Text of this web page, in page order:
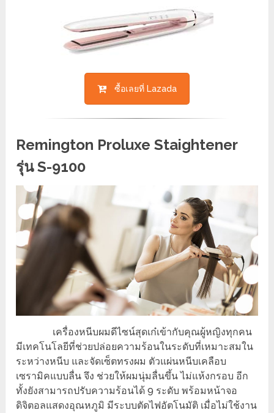
ซื้อเลยที่ Lazada
Remington Proluxe Staightener
รุ่น S-9100
เครื่องหนีบผมดีไซน์สุดเก๋เข้ากับคุณผู้หญิงทุกคน
มีเทคโนโลยีที่ช่วยปล่อยความร้อนในระดับที่เหมาะสมใน
ระหว่างหนีบ และจัดเซ็ตทรงผม ตัวแผ่นหนีบเคลือบ
เซรามิคแบบลื่น จึง ช่วยให้ผมนุ่มลื่นขึ้น ไม่แห้งกรอบ อีก
ทั้งยังสามารถปรับความร้อนได้ 9 ระดับ พร้อมหน้าจอ
ดิจิตอลแสดงอุณหภูมิ มีระบบตัดไฟอัตโนมัติ เมื่อไม่ใช้งาน